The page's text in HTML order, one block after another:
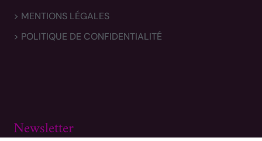
> MENTIONS LÉGALES
> POLITIQUE DE CONFIDENTIALITÉ
Newsletter